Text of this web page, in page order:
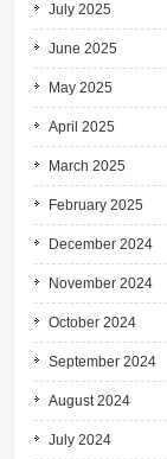
July 2025
June 2025
May 2025
April 2025
March 2025
February 2025
December 2024
November 2024
October 2024
September 2024
August 2024
July 2024